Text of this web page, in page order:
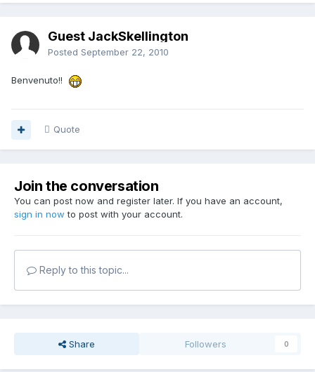
Guest JackSkellington
Posted September 22, 2010
Benvenuto!!
Quote
Join the conversation
You can post now and register later. If you have an account,
sign in now to post with your account.
Reply to this topic...
Share Followers 0